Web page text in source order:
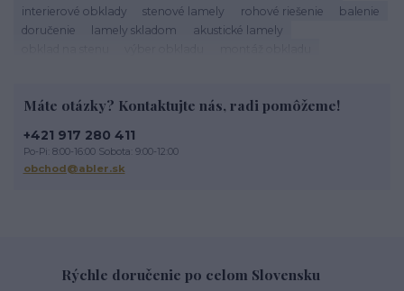
interierové obklady
stenové lamely rohové riešenie
balenie
doručenie
lamely skladom
akustické lamely
tehlové obklady na stĺpy
tehlové obklady terasa
obklad imitácia tehly
drevené lamely
čistenie lamiel
Máte otázky? Kontaktujte nás, radi pomôžeme!
+421 917 280 411
Po-Pi: 8:00-16:00 Sobota: 9:00-12:00
obchod@abler.sk
Rýchle doručenie po celom Slovensku